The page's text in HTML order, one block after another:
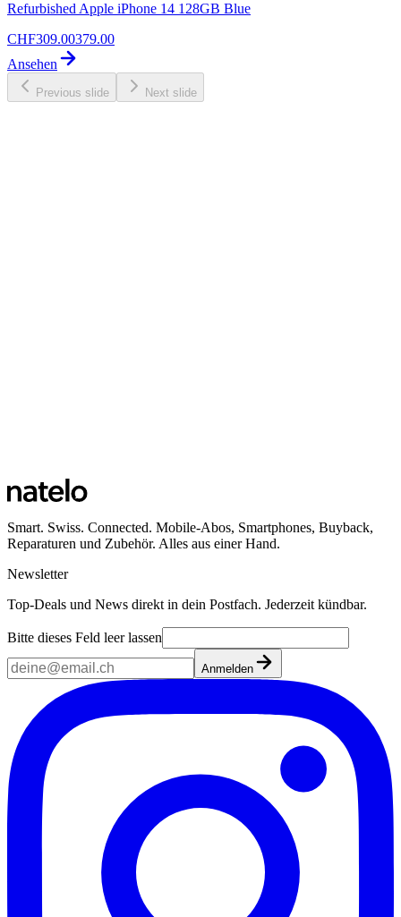
Refurbished Apple iPhone 14 128GB Blue
CHF309.00379.00
Ansehen
Previous slide Next slide
Smart. Swiss. Connected. Mobile-Abos, Smartphones, Buyback,
Reparaturen und Zubehör. Alles aus einer Hand.
Newsletter
Top-Deals und News direkt in dein Postfach. Jederzeit kündbar.
Bitte dieses Feld leer lassen
Anmelden